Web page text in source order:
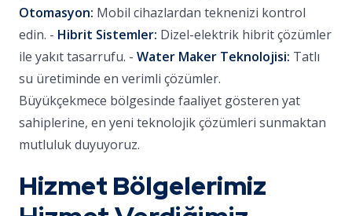
Otomasyon: Mobil cihazlardan teknenizi kontrol
edin. - Hibrit Sistemler: Dizel-elektrik hibrit çözümler
ile yakıt tasarrufu. - Water Maker Teknolojisi: Tatlı
su üretiminde en verimli çözümler.
Büyükçekmece bölgesinde faaliyet gösteren yat
sahiplerine, en yeni teknolojik çözümleri sunmaktan
mutluluk duyuyoruz.
Hizmet Bölgelerimiz